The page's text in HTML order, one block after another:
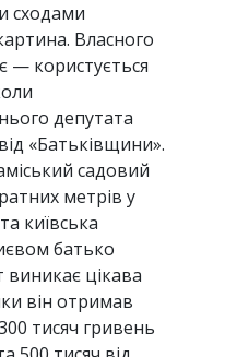
сходами
Власного
— користується
депутата
«Батьківщини».
садовий
метрів у
київська
батько
виникає цікава
він отримав
тисяч гривень